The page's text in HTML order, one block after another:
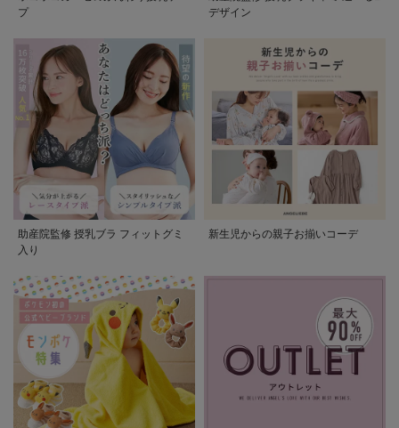
プ
デザイン
助産院監修 授乳ブラ フィットグミ
入り
新生児からの親子お揃いコーデ